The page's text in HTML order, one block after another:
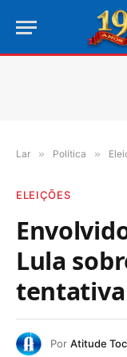
Lar » Política »
ELEIÇÕES
Lula
Por Atitude